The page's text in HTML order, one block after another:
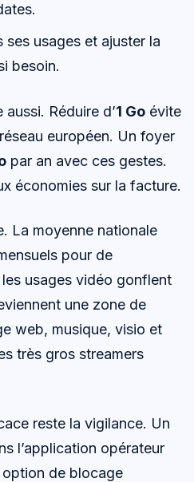
usages et ajuster la
besoin.
aussi. Réduire d’1 Go évite
européen. Un foyer
par an avec ces gestes.
économies sur la facture.
La moyenne nationale
pour de
usages vidéo gonflent
une zone de
web, musique, visio et
très gros streamers
reste la vigilance. Un
l’application opérateur
de blocage